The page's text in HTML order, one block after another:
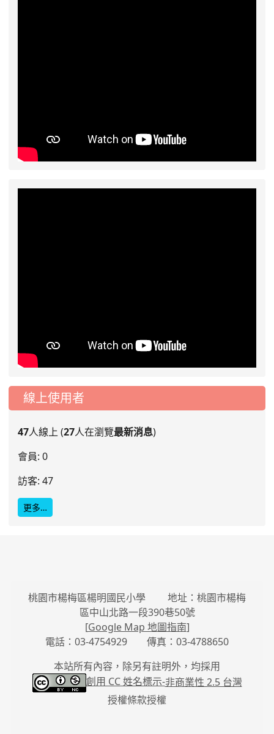
線上使用者
47人線上 (27人在瀏覽最新消息)
會員: 0
訪客: 47
更多…
桃園市楊梅區楊明國民小學 地址：桃園市楊梅
區中山北路一段390巷50號
[Google Map 地圖指南]
電話：03-4754929 傳真：03-4788650
本站所有內容，除另有註明外，均採用
創用 CC 姓名標示-非商業性 2.5 台灣
授權條款授權